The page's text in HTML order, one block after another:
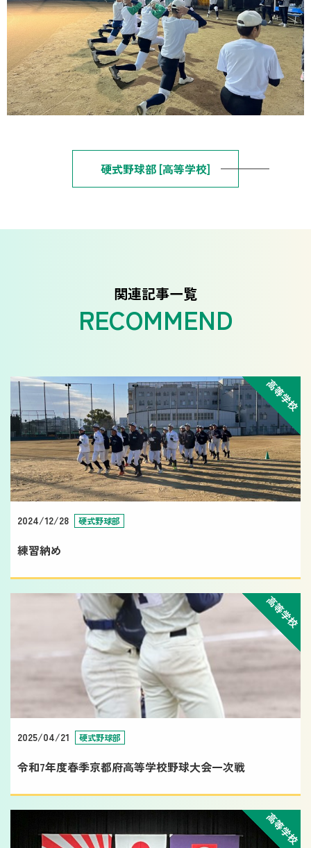
硬式野球部 [高等学校]
関連記事一覧
高等学校
2024/12/28 硬式野球部
練習納め
高等学校
2025/04/21 硬式野球部
令和7年度春季京都府高等学校野球大会一次戦
高等学校